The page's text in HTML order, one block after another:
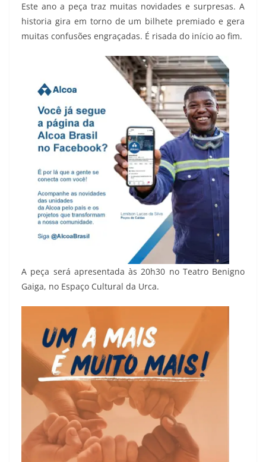
Este ano a peça traz muitas novidades e surpresas. A
historia gira em torno de um bilhete premiado e gera
muitas confusões engraçadas. É risada do início ao fim.
A peça será apresentada às 20h30 no Teatro Benigno
Gaiga, no Espaço Cultural da Urca.